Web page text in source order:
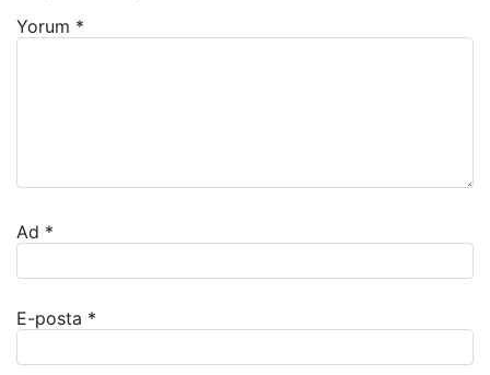
Yorum *
Ad *
E-posta *